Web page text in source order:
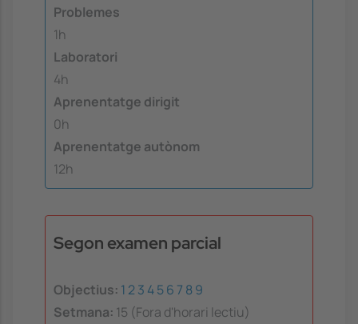
Problemes
1h
Laboratori
4h
Aprenentatge dirigit
0h
Aprenentatge autònom
12h
Segon examen parcial
Objectius: 1 23 456 7 8 9
Setmana: 15 (Fora d'horari lectiu)